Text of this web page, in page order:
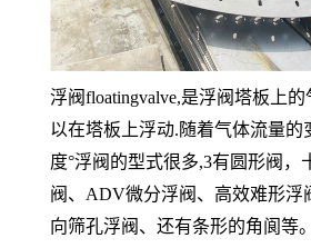
浮阀floatingvalve,是浮阀塔板上
以在塔板上浮动.随着气体流量的
度°浮阀的型式很多,3有圆形阀，
阀、ADV微分浮阀、高效难形浮
向筛孔浮阀、还有条形的角阆等